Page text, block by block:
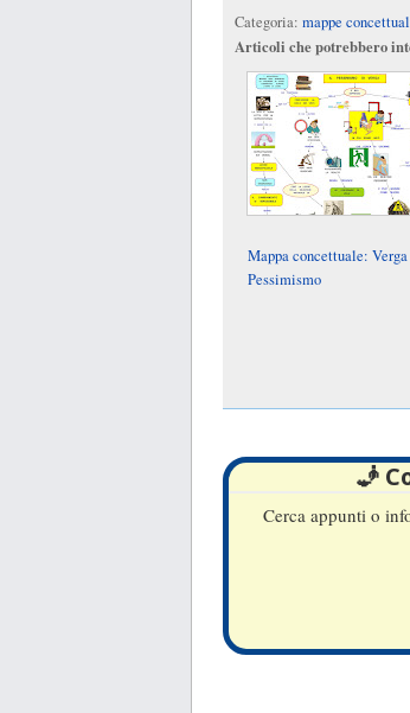
Categoria: mappe
Articoli che potrebbero
Mappa concettuale:
Pessimismo
🧞
Cerca appunti o